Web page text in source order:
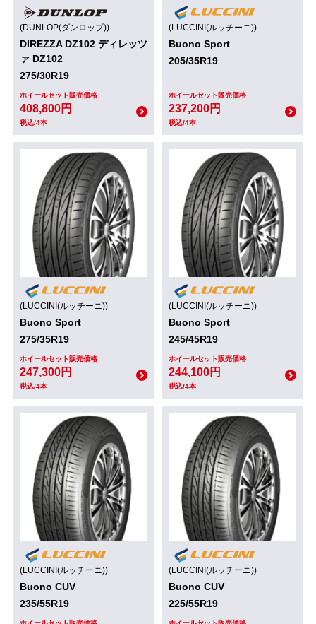
(DUNLOP(ダンロップ))
DIREZZA DZ102 ディレッツ
ァ DZ102
275/30R19
ホイールセット販売価格
408,800円
税込/4本
(LUCCINI(ルッチーニ))
Buono Sport
205/35R19
ホイールセット販売価格
237,200円
税込/4本
(LUCCINI(ルッチーニ))
Buono Sport
275/35R19
ホイールセット販売価格
247,300円
税込/4本
(LUCCINI(ルッチーニ))
Buono Sport
245/45R19
ホイールセット販売価格
244,100円
税込/4本
(LUCCINI(ルッチーニ))
Buono CUV
235/55R19
(LUCCINI(ルッチーニ))
Buono CUV
225/55R19